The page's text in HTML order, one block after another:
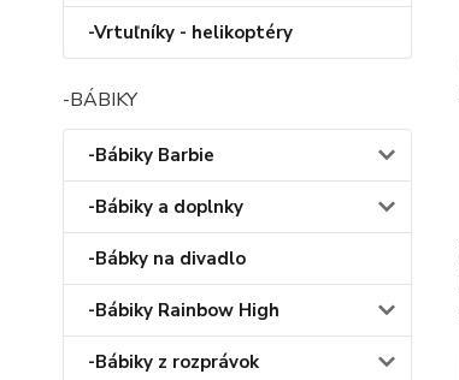
-Vrtuľníky - helikoptéry
-BÁBIKY
-Bábiky Barbie
-Bábiky a doplnky
-Bábky na divadlo
-Bábiky Rainbow High
-Bábiky z rozprávok